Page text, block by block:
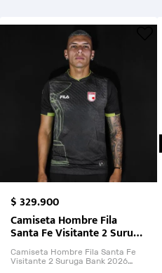
$329.900
Camiseta Hombre Fila
Santa Fe Visitante 2 Suruga
Bank 2026
Camiseta Hombre Fila Santa Fe
Visitante 2 Suruga Bank 2026